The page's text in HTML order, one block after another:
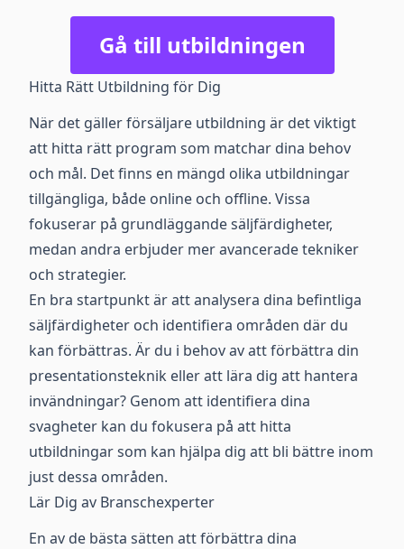
Gå till utbildningen
Hitta Rätt Utbildning för Dig
När det gäller försäljare utbildning är det viktigt
att hitta rätt program som matchar dina behov
och mål. Det finns en mängd olika utbildningar
tillgängliga, både online och offline. Vissa
fokuserar på grundläggande säljfärdigheter,
medan andra erbjuder mer avancerade tekniker
och strategier.
En bra startpunkt är att analysera dina befintliga
säljfärdigheter och identifiera områden där du
kan förbättras. Är du i behov av att förbättra din
presentationsteknik eller att lära dig att hantera
invändningar? Genom att identifiera dina
svagheter kan du fokusera på att hitta
utbildningar som kan hjälpa dig att bli bättre inom
just dessa områden.
Lär Dig av Branschexperter
En av de bästa sätten att förbättra dina